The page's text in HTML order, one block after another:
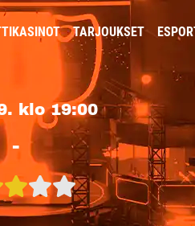
TARJOUKSET
klo 19:00
-